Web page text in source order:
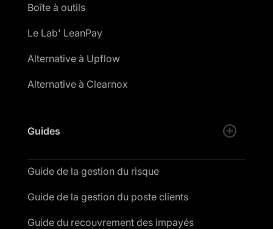
Boîte à outils
Le Lab' LeanPay
Alternative à Upflow
Alternative à Clearnox
Guides
Guide de la gestion du risque
Guide de la gestion du poste clients
Guide du recouvrement des impayés